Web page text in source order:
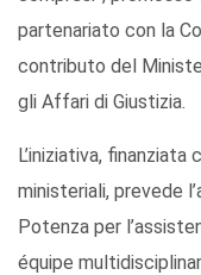
partenariato con la
contributo del
gli Affari di Giustizia.
L’iniziativa,
ministeriali, prevede
Potenza per
équipe